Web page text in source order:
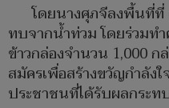
โดยนางศุภจีลงพื้นที่ที่
ทบจากน้ำท่วม โดยร่วมท
ข้าวกล่องจำนวน 1,000 ก
สมัครเพื่อสร้างขวัญกำลัง
ประชาชนที่ได้รับผลกระท